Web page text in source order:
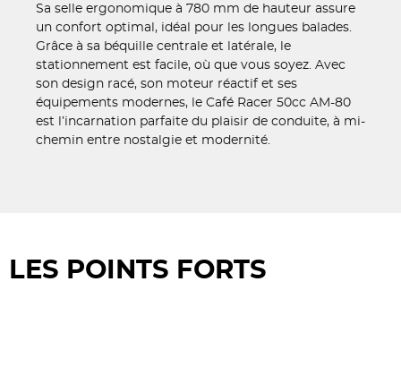
Sa selle ergonomique à 780 mm de hauteur assure
un confort optimal, idéal pour les longues balades.
Grâce à sa béquille centrale et latérale, le
stationnement est facile, où que vous soyez. Avec
son design racé, son moteur réactif et ses
équipements modernes, le Café Racer 50cc AM-80
est l’incarnation parfaite du plaisir de conduite, à mi-
chemin entre nostalgie et modernité.
LES POINTS FORTS